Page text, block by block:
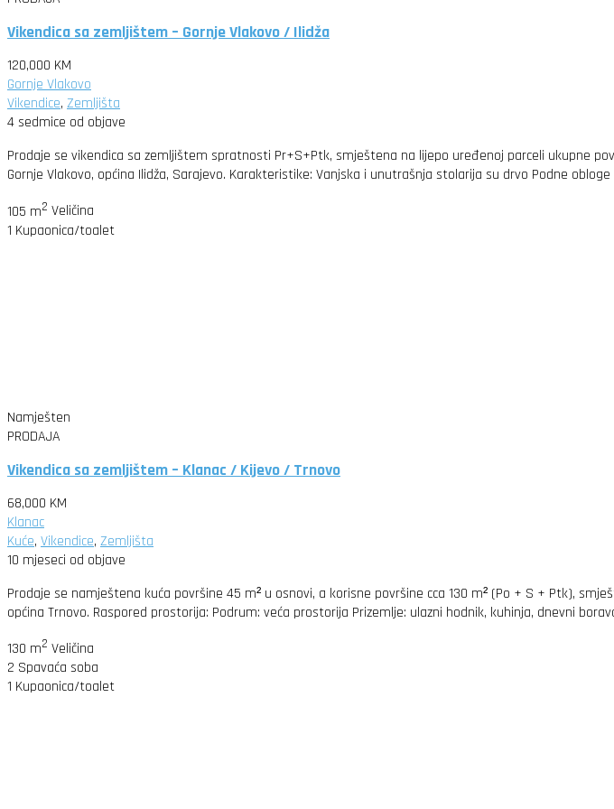
Vikendica sa zemljištem – Gornje Vlakovo / Ilidža
120,000 KM
Gornje Vlakovo
Vikendice, Zemljišta
4 sedmice od objave
Prodaje se vikendica sa zemljištem spratnosti Pr+S+Ptk, smještena na lijepo uređenoj parceli ukupne
Gornje Vlakovo, općina Ilidža, Sarajevo. Karakteristike: Vanjska i unutrašnja stolarija su drvo Podne
105 m2 Veličina
1 Kupaonica/toalet
Namješten
PRODAJA
Vikendica sa zemljištem – Klanac / Kijevo / Trnovo
68,000 KM
Klanac
Kuće, Vikendice, Zemljišta
10 mjeseci od objave
Prodaje se namještena kuća površine 45 m² u osnovi, a korisne površine cca 130 m² (Po + S + Ptk),
općina Trnovo. Raspored prostorija: Podrum: veća prostorija Prizemlje: ulazni hodnik, kuhinja, dnevni
130 m2 Veličina
2 Spavaća soba
1 Kupaonica/toalet